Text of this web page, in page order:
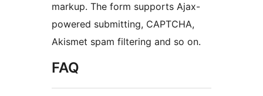
markup. The form supports Ajax-
powered submitting, CAPTCHA,
Akismet spam filtering and so on.
FAQ